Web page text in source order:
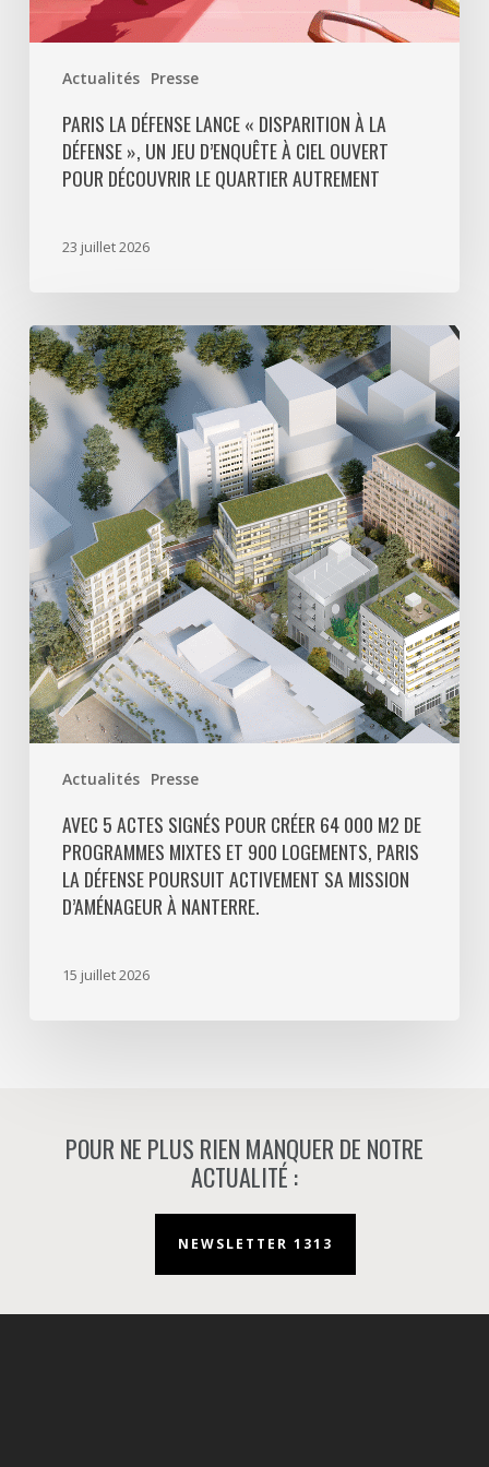
Actualités Presse
à
ciel
découvrir
quartier
PARIS LA DÉFENSE LANCE « DISPARITION À LA
DÉFENSE », UN JEU D’ENQUÊTE À CIEL OUVERT
POUR DÉCOUVRIR LE QUARTIER AUTREMENT
23 juillet 2026
Actualités Presse
Avec
5
actes
signés
pour
créer
000
m2
de
programmes
mixtes
et
900
logements,
Défense
poursuit
activement
AVEC 5 ACTES SIGNÉS POUR CRÉER 64 000 M2 DE
PROGRAMMES MIXTES ET 900 LOGEMENTS, PARIS
LA DÉFENSE POURSUIT ACTIVEMENT SA MISSION
D’AMÉNAGEUR À NANTERRE.
15 juillet 2026
POUR NE PLUS RIEN MANQUER DE NOTRE
ACTUALITÉ :
NEWSLETTER 1313